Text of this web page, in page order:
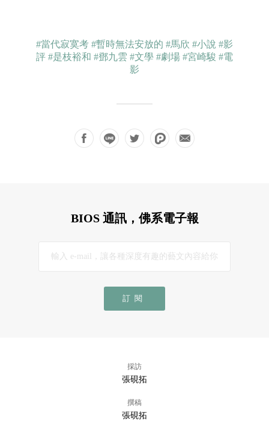
#當代寂寞考 #暫時無法安放的 #馬欣 #小說 #影
評 #是枝裕和 #鄧九雲 #文學 #劇場 #宮崎駿 #電
影
BIOS 通訊，佛系電子報
訂閱
採訪
張硯拓
撰稿
張硯拓